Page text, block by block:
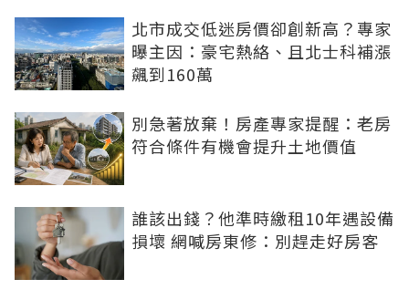
北市成交低迷房價卻創新高？專家
曝主因：豪宅熱絡、且北士科補漲
飆到160萬
別急著放棄！房產專家提醒：老房
符合條件有機會提升土地價值
誰該出錢？他準時繳租10年遇設備
損壞 網喊房東修：別趕走好房客